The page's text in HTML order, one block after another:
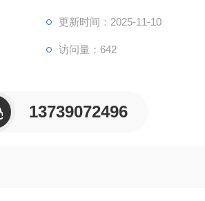
应距离Sr为1.5±10% mm，可在0到
更新时间：2025-11-10
访问量：642
13739072496